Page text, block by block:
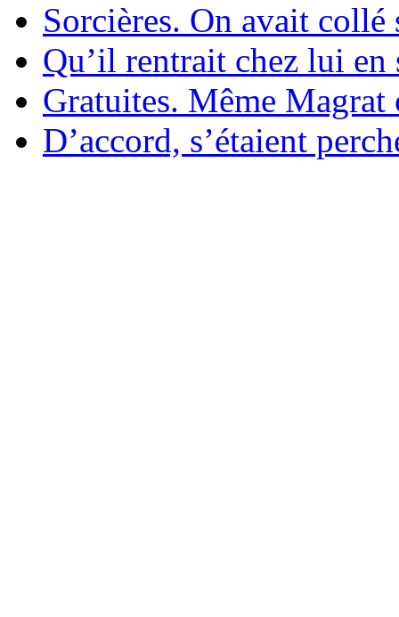
Sorcières. On avait collé
Qu’il rentrait chez lui en
Gratuites. Même Magrat
D’accord, s’étaient